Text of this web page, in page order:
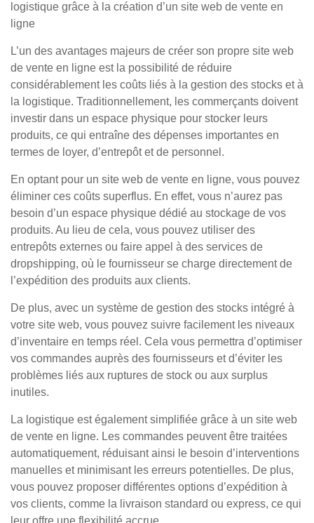
logistique grâce à la création d’un site web de vente en
ligne
L’un des avantages majeurs de créer son propre site web
de vente en ligne est la possibilité de réduire
considérablement les coûts liés à la gestion des stocks et à
la logistique. Traditionnellement, les commerçants doivent
investir dans un espace physique pour stocker leurs
produits, ce qui entraîne des dépenses importantes en
termes de loyer, d’entrepôt et de personnel.
En optant pour un site web de vente en ligne, vous pouvez
éliminer ces coûts superflus. En effet, vous n’aurez pas
besoin d’un espace physique dédié au stockage de vos
produits. Au lieu de cela, vous pouvez utiliser des
entrepôts externes ou faire appel à des services de
dropshipping, où le fournisseur se charge directement de
l’expédition des produits aux clients.
De plus, avec un système de gestion des stocks intégré à
votre site web, vous pouvez suivre facilement les niveaux
d’inventaire en temps réel. Cela vous permettra d’optimiser
vos commandes auprès des fournisseurs et d’éviter les
problèmes liés aux ruptures de stock ou aux surplus
inutiles.
La logistique est également simplifiée grâce à un site web
de vente en ligne. Les commandes peuvent être traitées
automatiquement, réduisant ainsi le besoin d’interventions
manuelles et minimisant les erreurs potentielles. De plus,
vous pouvez proposer différentes options d’expédition à
vos clients, comme la livraison standard ou express, ce qui
leur offre une flexibilité accrue.